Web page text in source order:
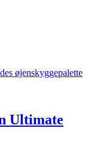
Ultimate